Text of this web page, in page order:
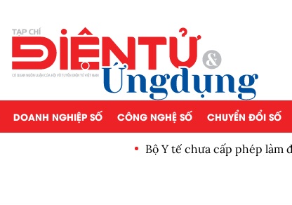
DOANH NGHIỆP SỐ CÔNG NGHỆ SỐ CHUYỂN ĐỔI SỐ
Bộ Y tế chưa cấp phép làm